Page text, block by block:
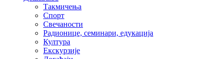
Такмичења
Спорт
Свечаности
Радионице, семинари, едукација
Култура
Екскурзије